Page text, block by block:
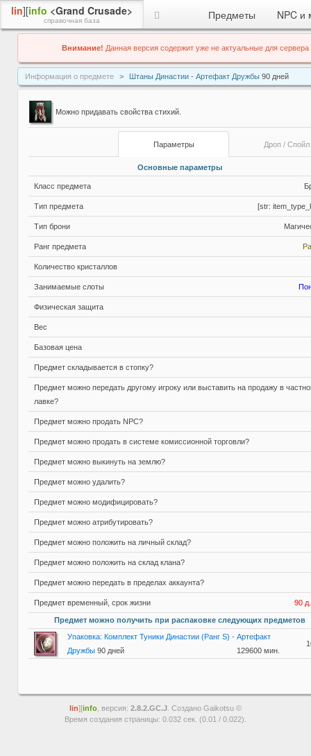
lin][info <Grand Crusade>
справочная база Предметы NPC и
Внимание! Данная версия содержит уже не актуальные для сервера
Информация о предмете Штаны Династии - Артефакт Дружбы 90 дней
Можно придавать свойства стихий.
Параметры Дроп / Спойл
Основные параметры
Класс предмета
Тип предмета [str:
Тип брони
Ранг предмета
Количество кристаллов
Занимаемые слоты
Физическая защита
Вес
Базовая цена
Предмет складывается в стопку?
Предмет можно передать другому игроку или выставить на продажу в
лавке?
Предмет можно продать NPC?
Предмет можно продать в системе комиссионной торговли?
Предмет можно выкинуть на землю?
Предмет можно удалить?
Предмет можно модифицировать?
Предмет можно атрибутировать?
Предмет можно положить на личный склад?
Предмет можно положить на склад клана?
Предмет можно передать в пределах аккаунта?
Предмет временный, срок жизни 90
Предмет можно получить при распаковке следующих предметов
Упаковка: Комплект Туники Династии (Ранг S) - Артефакт
Дружбы 90 дней 129600 мин.
lin][info , версия: 2.8.2.GC.J . Создано Gaikotsu ©
Время создания страницы: 0.032 сек. (0.01 / 0.022).